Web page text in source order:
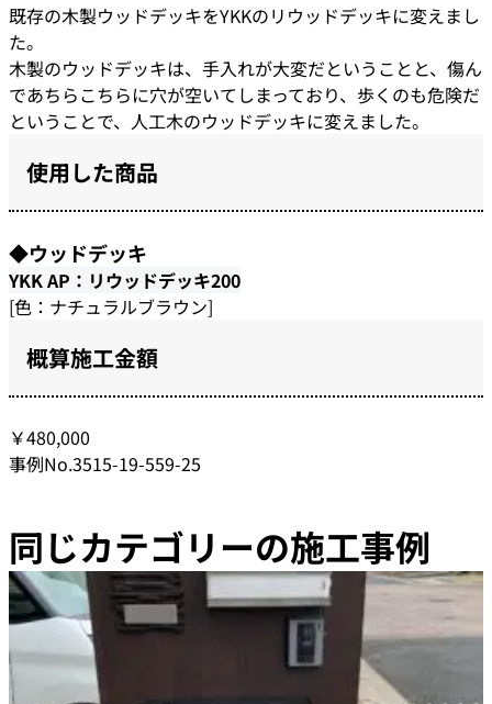
既存の木製ウッドデッキをYKKのリウッドデッキに変えまし
た。
木製のウッドデッキは、手入れが大変だということと、傷ん
であちらこちらに穴が空いてしまっており、歩くのも危険だ
ということで、人工木のウッドデッキに変えました。
使用した商品
◆ウッドデッキ
YKK AP：リウッドデッキ200
[色：ナチュラルブラウン]
概算施工金額
￥480,000
事例No.3515-19-559-25
同じカテゴリーの施工事例